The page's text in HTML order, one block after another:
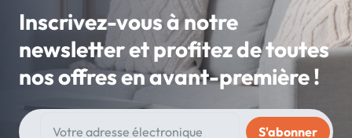
Inscrivez-vous à notre
newsletter et profitez de toutes
nos offres en avant-première !